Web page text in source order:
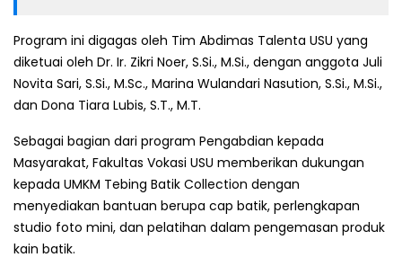
Program ini digagas oleh Tim Abdimas Talenta USU yang
diketuai oleh Dr. Ir. Zikri Noer, S.Si., M.Si., dengan anggota Juli
Novita Sari, S.Si., M.Sc., Marina Wulandari Nasution, S.Si., M.Si.,
dan Dona Tiara Lubis, S.T., M.T.
Sebagai bagian dari program Pengabdian kepada
Masyarakat, Fakultas Vokasi USU memberikan dukungan
kepada UMKM Tebing Batik Collection dengan
menyediakan bantuan berupa cap batik, perlengkapan
studio foto mini, dan pelatihan dalam pengemasan produk
kain batik.